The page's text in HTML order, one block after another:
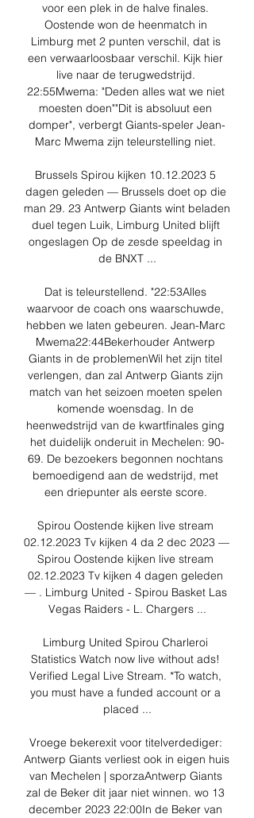
voor een plek in de halve finales.
Oostende won de heenmatch in
Limburg met 2 punten verschil, dat is
een verwaarloosbaar verschil. Kijk hier
live naar de terugwedstrijd.
22:55Mwema: "Deden alles wat we niet
moesten doen""Dit is absoluut een
domper", verbergt Giants-speler Jean-
Marc Mwema zijn teleurstelling niet.
Brussels Spirou kijken 10.12.2023 5
dagen geleden — Brussels doet op die
man 29. 23 Antwerp Giants wint beladen
duel tegen Luik, Limburg United blijft
ongeslagen Op de zesde speeldag in
de BNXT ...
Dat is teleurstellend. "22:53Alles
waarvoor de coach ons waarschuwde,
hebben we laten gebeuren. Jean-Marc
Mwema22:44Bekerhouder Antwerp
Giants in de problemenWil het zijn titel
verlengen, dan zal Antwerp Giants zijn
match van het seizoen moeten spelen
komende woensdag. In de
heenwedstrijd van de kwartfinales ging
het duidelijk onderuit in Mechelen: 90-
69. De bezoekers begonnen nochtans
bemoedigend aan de wedstrijd, met
een driepunter als eerste score.
Spirou Oostende kijken live stream
02.12.2023 Tv kijken 4 da 2 dec 2023 —
Spirou Oostende kijken live stream
02.12.2023 Tv kijken 4 dagen geleden
— . Limburg United - Spirou Basket Las
Vegas Raiders - L. Chargers ...
Limburg United Spirou Charleroi
Statistics Watch now live without ads!
Verified Legal Live Stream. *To watch,
you must have a funded account or a
placed ...
Vroege bekerexit voor titelverdediger:
Antwerp Giants verliest ook in eigen huis
van Mechelen | sporzaAntwerp Giants
zal de Beker dit jaar niet winnen. wo 13
december 2023 22:00In de Beker van